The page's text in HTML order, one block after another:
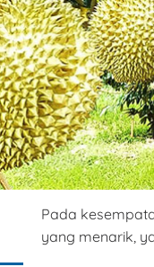
Pada
yang menarik,